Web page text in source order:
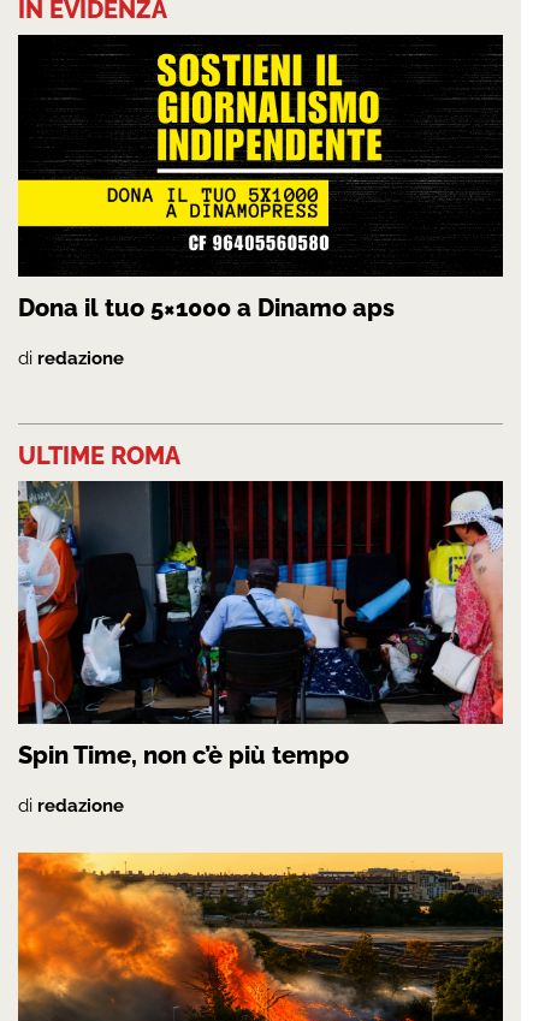
IN EVIDENZA
Dona il tuo 5×1000 a Dinamo aps
di redazione
ULTIME ROMA
Spin Time, non c’è più tempo
di redazione